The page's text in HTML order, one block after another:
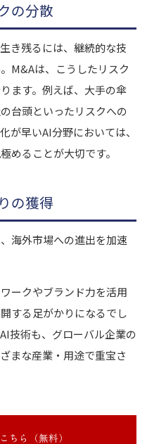
の分散
き残るには、継続的な技
M&Aは、こうしたリスク
ます。例えば、大手の傘
台頭といったリスクへの
が早いAI分野においては、
めることが大切です。
の獲得
海外市場への進出を加速
ークやブランド力を活用
する足がかりになるでし
技術も、グローバル企業の
まな産業・用途で重宝さ
ちら（無料）